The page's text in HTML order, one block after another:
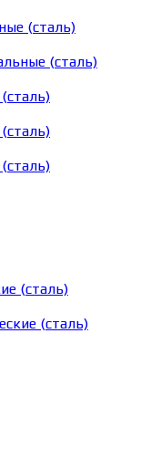
(сталь)
(сталь)
(сталь)
(сталь)